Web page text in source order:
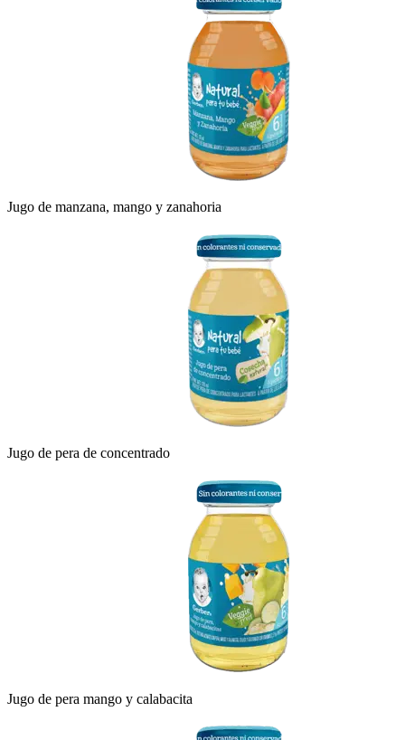
Jugo de manzana, mango y zanahoria
Jugo de pera de concentrado
Jugo de pera mango y calabacita